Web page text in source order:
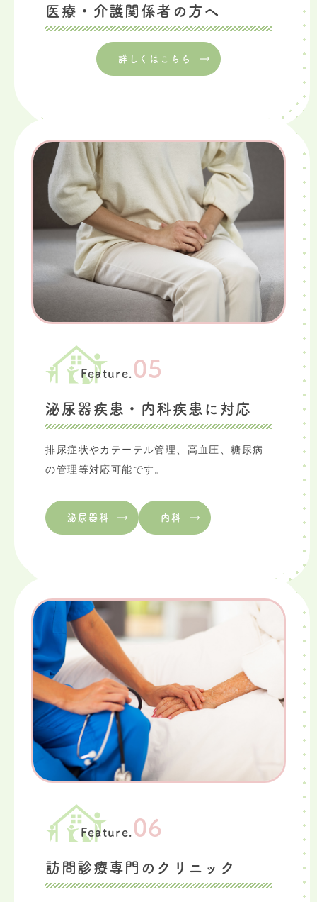
医療・介護関係者の方へ
詳しくはこちら
Feature. 05
泌尿器疾患・内科疾患に対応
排尿症状やカテーテル管理、高血圧、糖尿病
の管理等対応可能です。
泌尿器科 内科
Feature. 06
訪問診療専門のクリニック